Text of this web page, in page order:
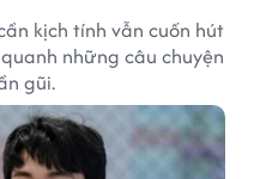
kịch tính vẫn cuốn hút
những câu chuyện
gũi.